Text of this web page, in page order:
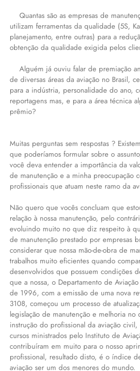
Quantas são as empresas de
utilizam ferramentas da qualidade (5S,
planejamento, entre outras) para a
obtenção da qualidade exigida pelos
Alguém já ouviu falar de premiação
de diversas áreas da aviação no Brasil,
para a indústria, personalidade do ano,
reportagens mas, e para a área técnica
prêmio?
Muitas perguntas sem respostas ?
que poderíamos formular sobre o
você deva entender a importância da
de manutenção e a minha preocupação
profissionais que atuam neste ramo da
Não quero que vocês concluam que
relação à nossa manutenção, pelo
evoluindo muito no que diz respeito à
de manutenção prestado por empresas
considerar que nossa mão-de-obra de
trabalhos muito eficientes quando
desenvolvidos que possuem condições
que a nossa, o Departamento de
de 1996, com a emissão de uma nova
3108, começou um processo de
legislação de manutenção e melhoria
instrução do profissional da aviação
cursos ministrados pelo Instituto de
contribuíram em muito para o nosso
profissional, resultado disto, é o índice
aviação ser um dos menores do mundo.